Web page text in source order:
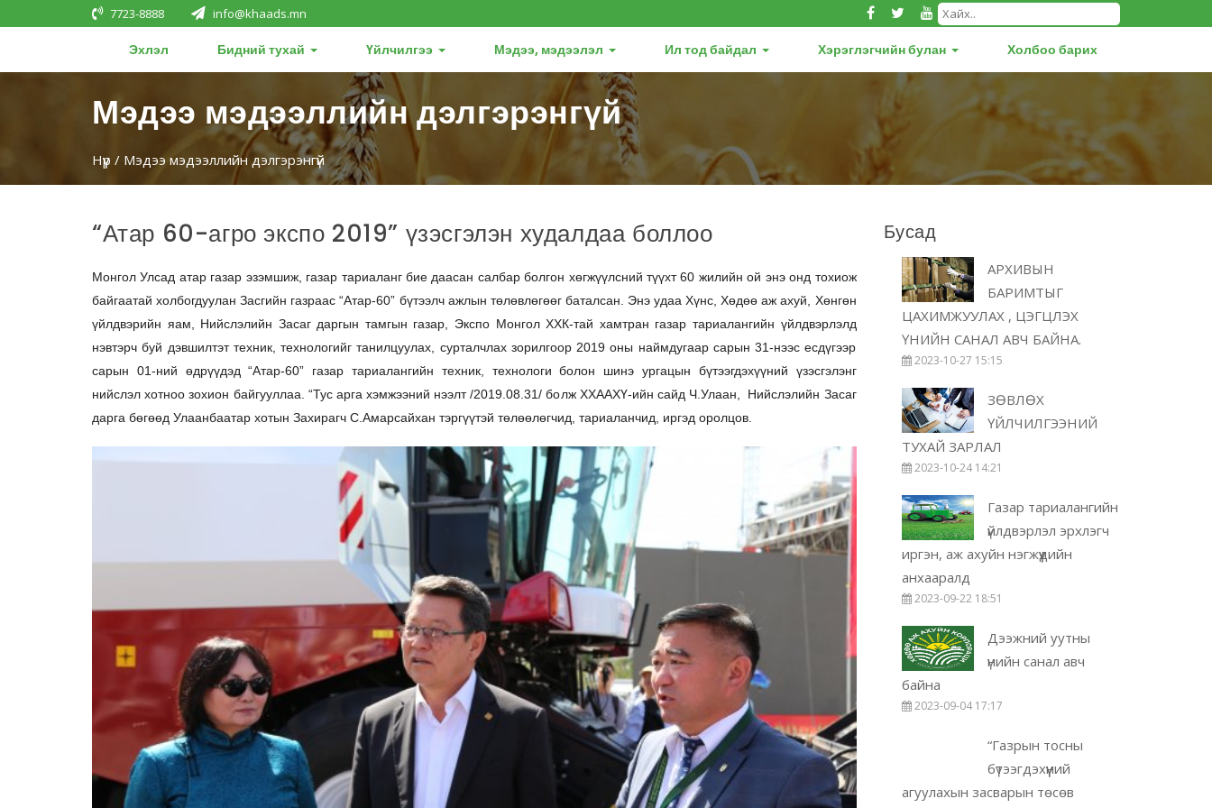
7723-8888 info@khaads.mn
Эхлэл Бидний тухай Үйлчилгээ Мэдээ, мэдээлэл Ил тод байдал Хэрэглэгчийн булан Холбоо барих
Мэдээ мэдээллийн дэлгэрэнгүй
Нүүр / Мэдээ мэдээллийн дэлгэрэнгүй
“Атар 60-агро экспо 2019” үзэсгэлэн худалдаа боллоо
Монгол Улсад атар газар эзэмшиж, газар тариаланг бие даасан салбар болгон хөгжүүлсний түүхт 60 жилийн ой энэ онд тохиож
байгаатай холбогдуулан Засгийн газраас “Атар-60” бүтээлч ажлын төлөвлөгөөг баталсан. Энэ удаа Хүнс, Хөдөө аж ахуй, Хөнгөн
үйлдвэрийн яам, Нийслэлийн Засаг даргын тамгын газар, Экспо Монгол ХХК-тай хамтран газар тариалангийн үйлдвэрлэлд
нэвтэрч буй дэвшилтэт техник, технологийг танилцуулах, сурталчлах зорилгоор 2019 оны наймдугаар сарын 31-нээс есдүгээр
сарын 01-ний өдрүүдэд “Атар-60” газар тариалангийн техник, технологи болон шинэ ургацын бүтээгдэхүүний үзэсгэлэнг
нийслэл хотноо зохион байгууллаа. “Тус арга хэмжээний нээлт /2019.08.31/ болж ХХААХҮ-ийн сайд Ч.Улаан, Нийслэлийн Засаг
дарга бөгөөд Улаанбаатар хотын Захирагч С.Амарсайхан тэргүүтэй төлөөлөгчид, тариаланчид, иргэд оролцов.
Бусад
АРХИВЫН
БАРИМТЫГ
ЦАХИМЖУУЛАХ , ЦЭГЦЛЭХ
ҮНИЙН САНАЛ АВЧ БАЙНА.
2023-10-27 15:15
ЗӨВЛӨХ
ҮЙЛЧИЛГЭЭНИЙ
ТУХАЙ ЗАРЛАЛ
2023-10-24 14:21
Газар тариалангийн
үйлдвэрлэл эрхлэгч
иргэн, аж ахуйн нэгжүүдийн
анхааралд
2023-09-22 18:51
Дээжний уутны
үнийн санал авч
байна
2023-09-04 17:17
“Газрын тосны
бүтээгдэхүүний
агуулахын засварын төсөв